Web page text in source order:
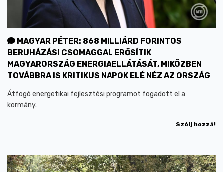
MAGYAR PÉTER: 868 MILLIÁRD FORINTOS
BERUHÁZÁSI CSOMAGGAL ERŐSÍTIK
MAGYARORSZÁG ENERGIAELLÁTÁSÁT, MIKÖZBEN
TOVÁBBRA IS KRITIKUS NAPOK ELÉ NÉZ AZ ORSZÁG
Átfogó energetikai fejlesztési programot fogadott el a
kormány.
Szólj hozzá!